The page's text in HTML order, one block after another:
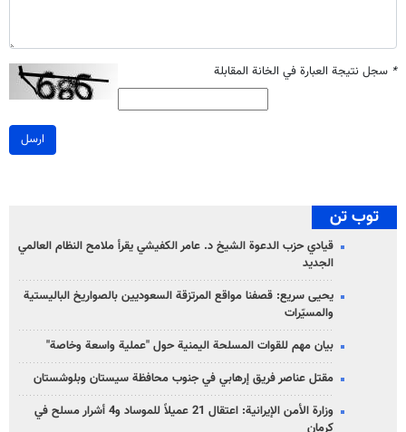
* سجل نتيجة العبارة في الخانة المقابلة
ارسل
توب تن
قيادي حزب الدعوة الشيخ د. عامر الكفيشي يقرأ ملامح النظام العالمي
الجديد
يحيى سريع: قصفنا مواقع المرتزقة السعوديين بالصواريخ الباليستية
والمسيّرات
بيان مهم للقوات المسلحة اليمنية حول "عملية واسعة وخاصة"
مقتل عناصر فريق إرهابي في جنوب محافظة سيستان وبلوشستان
وزارة الأمن الإيرانية: اعتقال 21 عميلاً للموساد و4 أشرار مسلح في